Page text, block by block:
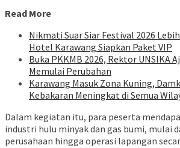
Read More
Nikmati Suar Siar Festival 2026
Hotel Karawang Siapkan Paket VIP
Buka PKKMB 2026, Rektor UNSIKA
Memulai Perubahan
Karawang Masuk Zona Kuning,
Kebakaran Meningkat di Semua
Dalam kegiatan itu, para peserta
industri hulu minyak dan gas bumi, mulai
perusahaan hingga operasi lapangan